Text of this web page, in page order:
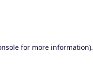
for more information).